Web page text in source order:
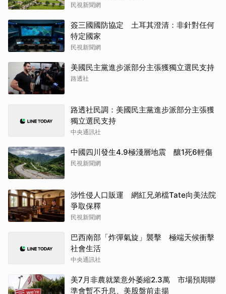
民視新聞網
簽三國國防協定 土耳其澄清：非針對任何
特定國家
民視新聞網
美國民主黨進步派部分主張獲獨立選民支持
路透社
路透社民調：美國民主黨進步派部分主張獲
獨立選民支持
中央通訊社
中國四川發生4.9極淺層地震 釀1死6輕傷
民視新聞網
涉性侵人口販運 網紅兄弟檔Tate向美法院
爭取保釋
民視新聞網
巴西南部「炸彈氣旋」襲擊 極端天候衝擊
社會生活
中央通訊社
美7月非農就業意外萎縮2.3萬 市場預期聯
準會暫不升息、美股盤前走揚